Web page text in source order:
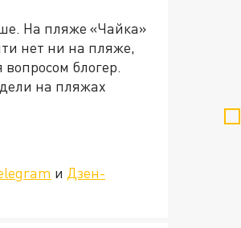
На пляже «Чайка»
нет ни на пляже,
блогер.
на пляжах
и Дзен-